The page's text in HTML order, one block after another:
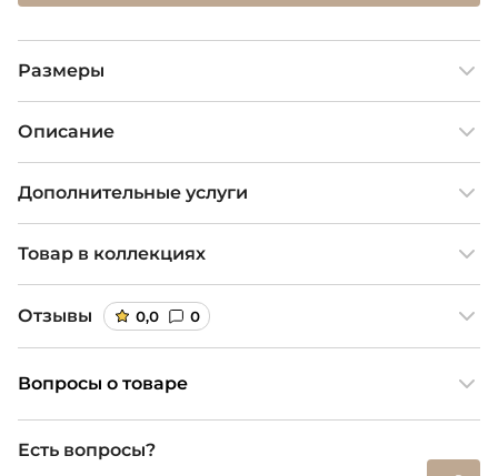
Размеры
Описание
Дополнительные услуги
Товар в коллекциях
Отзывы 0,0 0
Вопросы о товаре
Есть вопросы?